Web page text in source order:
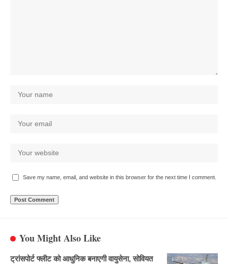
Save my name, email, and website in this browser for the next time I comment.
You Might Also Like
ट्रांसपोर्ट फ्लीट को आधुनिक बनाएगी वायुसेना, सोवियत